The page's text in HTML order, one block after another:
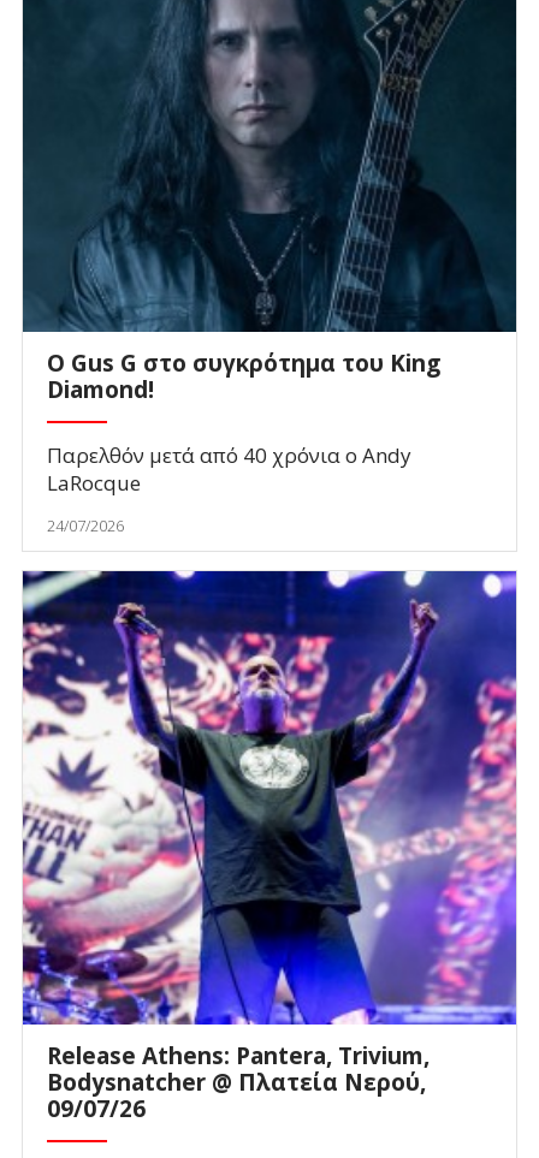
O Gus G στο συγκρότημα του King
Diamond!
Παρελθόν μετά από 40 χρόνια ο Andy
LaRocque
24/07/2026
Release Athens: Pantera, Trivium,
Bodysnatcher @ Πλατεία Νερού,
09/07/26